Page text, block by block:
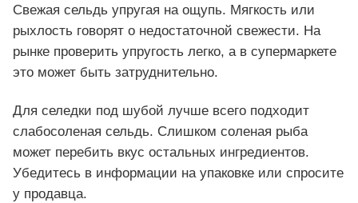
Свежая сельдь упругая на ощупь. Мягкость или
рыхлость говорят о недостаточной свежести. На
рынке проверить упругость легко, а в супермаркете
это может быть затруднительно.
Для селедки под шубой лучше всего подходит
слабосоленая сельдь. Слишком соленая рыба
может перебить вкус остальных ингредиентов.
Убедитесь в информации на упаковке или спросите
у продавца.